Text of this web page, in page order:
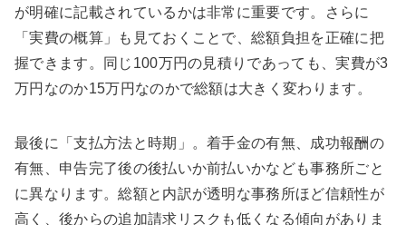
が明確に記載されているかは非常に重要です。さらに
「実費の概算」も見ておくことで、総額負担を正確に把
握できます。同じ100万円の見積りであっても、実費が3
万円なのか15万円なのかで総額は大きく変わります。
最後に「支払方法と時期」。着手金の有無、成功報酬の
有無、申告完了後の後払いか前払いかなども事務所ごと
に異なります。総額と内訳が透明な事務所ほど信頼性が
高く、後からの追加請求リスクも低くなる傾向がありま